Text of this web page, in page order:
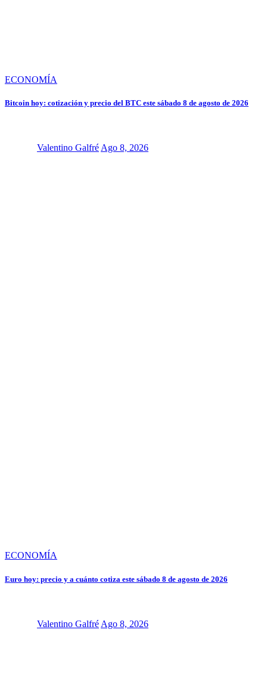
ECONOMÍA
Bitcoin hoy: cotización y precio del BTC este sábado 8 de agosto de 2026
Valentino GalfréAgo 8, 2026
ECONOMÍA
Euro hoy: precio y a cuánto cotiza este sábado 8 de agosto de 2026
Valentino Galfré Ago 8, 2026